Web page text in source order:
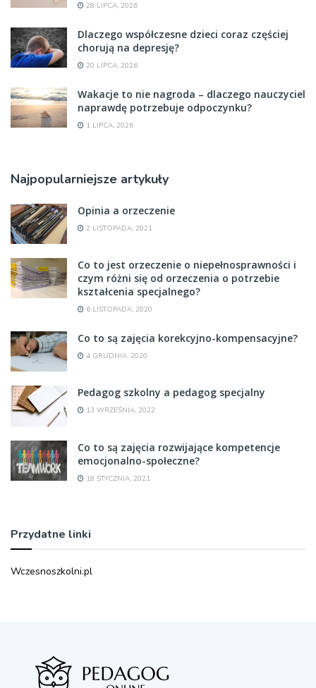
28 LIPCA, 2026
Dlaczego współczesne dzieci coraz częściej
chorują na depresję?
20 LIPCA, 2026
Wakacje to nie nagroda – dlaczego nauczyciel
naprawdę potrzebuje odpoczynku?
1 LIPCA, 2026
Najpopularniejsze artykuły
Opinia a orzeczenie
2 LISTOPADA, 2021
Co to jest orzeczenie o niepełnosprawności i
czym różni się od orzeczenia o potrzebie
kształcenia specjalnego?
6 LISTOPADA, 2020
Co to są zajęcia korekcyjno-kompensacyjne?
4 GRUDNIA, 2020
Pedagog szkolny a pedagog specjalny
13 WRZEŚNIA, 2022
Co to są zajęcia rozwijające kompetencje
emocjonalno-społeczne?
18 STYCZNIA, 2021
Przydatne linki
Wczesnoszkolni.pl